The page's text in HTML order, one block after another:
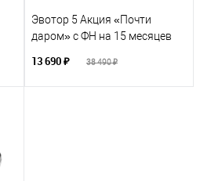
Эвотор 5 Акция «Почти
даром» с ФН на 15 месяцев
13 690 ₽ 38 490 ₽